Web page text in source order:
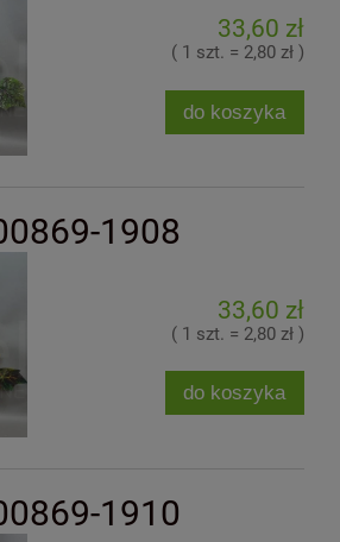
33,60 zł
( 1 szt. = 2,80 zł )
do koszyka
1908
33,60 zł
( 1 szt. = 2,80 zł )
do koszyka
1910